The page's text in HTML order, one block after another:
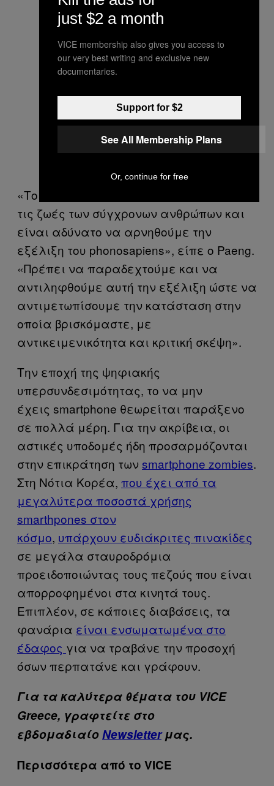
«Το smartphone έχει διαπεράσει βαθιά
τις ζωές των σύγχρονων ανθρώπων και
είναι αδύνατο να αρνηθούμε την
εξέλιξη του phonosapiens», είπε ο Paeng.
«Πρέπει να παραδεχτούμε και να
αντιληφθούμε αυτή την εξέλιξη ώστε να
αντιμετωπίσουμε την κατάσταση στην
οποία βρισκόμαστε, με
αντικειμενικότητα και κριτική σκέψη».
Την εποχή της ψηφιακής
υπερσυνδεσιμότητας, το να μην
έχεις smartphone θεωρείται παράξενο
σε πολλά μέρη. Για την ακρίβεια, οι
αστικές υποδομές ήδη προσαρμόζονται
στην επικράτηση των smartphone zombies.
Στη Νότια Κορέα, που έχει από τα
μεγαλύτερα ποσοστά χρήσης
smarthpones στον
κόσμο, υπάρχουν ευδιάκριτες πινακίδες
σε μεγάλα σταυροδρόμια
προειδοποιώντας τους πεζούς που είναι
απορροφημένοι στα κινητά τους.
Επιπλέον, σε κάποιες διαβάσεις, τα
φανάρια είναι ενσωματωμένα στο
έδαφος για να τραβάνε την προσοχή
όσων περπατάνε και γράφουν.
Για τα καλύτερα θέματα του VICE
Greece, γραφτείτε στο
εβδομαδιαίοNewsletterμας.
Περισσότερα από το VICE
just $2 a month
VICE membership also gives you access to
our very best writing and exclusive new
documentaries.
Support for $2
See All Membership Plans
Or, continue for free